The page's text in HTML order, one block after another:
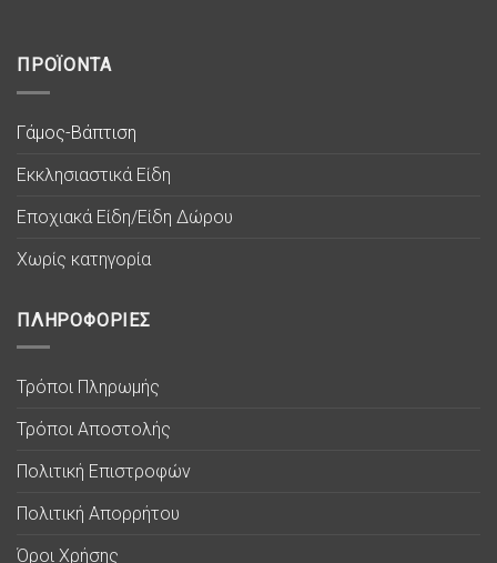
ΠΡΟΪΟΝΤΑ
Γάμος-Βάπτιση
Εκκλησιαστικά Είδη
Εποχιακά Είδη/Είδη Δώρου
Χωρίς κατηγορία
ΠΛΗΡΟΦΟΡΙΕΣ
Τρόποι Πληρωμής
Τρόποι Αποστολής
Πολιτική Επιστροφών
Πολιτική Απορρήτου
Όροι Χρήσης